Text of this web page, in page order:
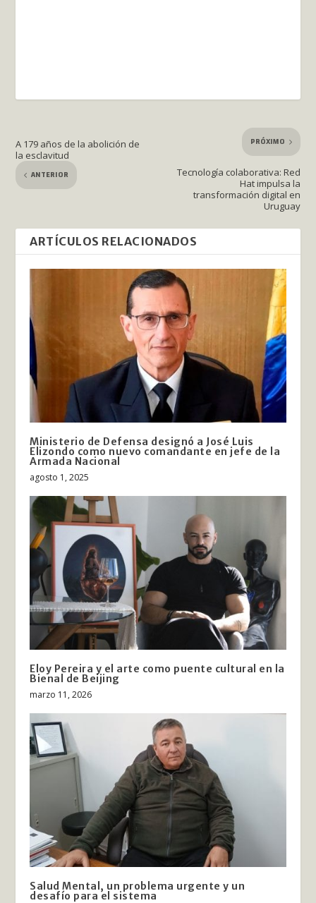
A 179 años de la abolición de
la esclavitud
ANTERIOR
PRÓXIMO
Tecnología colaborativa: Red
Hat impulsa la
transformación digital en
Uruguay
ARTÍCULOS RELACIONADOS
Ministerio de Defensa designó a José Luis
Elizondo como nuevo comandante en jefe de la
Armada Nacional
agosto 1, 2025
Eloy Pereira y el arte como puente cultural en la
Bienal de Beijing
marzo 11, 2026
Salud Mental, un problema urgente y un
desafío para el sistema